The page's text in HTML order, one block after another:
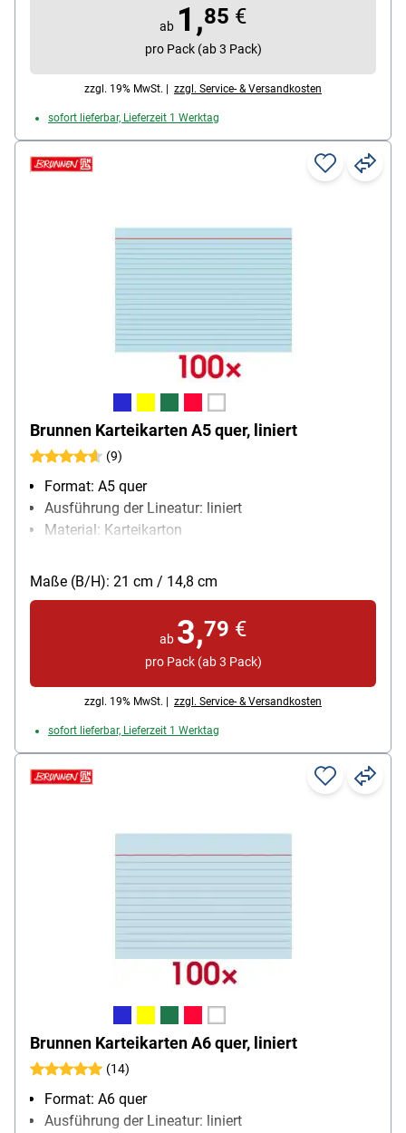
ab 1,85 €
pro Pack (ab 3 Pack)
zzgl. 19% MwSt. | zzgl. Service- & Versandkosten
sofort lieferbar, Lieferzeit 1 Werktag
Brunnen Karteikarten A5 quer, liniert
(9)
Format: A5 quer
Ausführung der Lineatur: liniert
Material: Karteikarton
Packungsmenge: 100 Stück
Maße (B/H): 21 cm / 14,8 cm
ab 3,79 €
pro Pack (ab 3 Pack)
zzgl. 19% MwSt. | zzgl. Service- & Versandkosten
sofort lieferbar, Lieferzeit 1 Werktag
Brunnen Karteikarten A6 quer, liniert
(14)
Format: A6 quer
Ausführung der Lineatur: liniert